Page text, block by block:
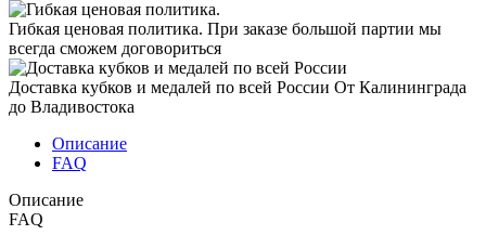
Гибкая ценовая политика. При заказе большой партии мы
всегда сможем договориться
Доставка кубков и медалей по всей России От Калининграда
до Владивостока
Описание
FAQ
Описание
FAQ